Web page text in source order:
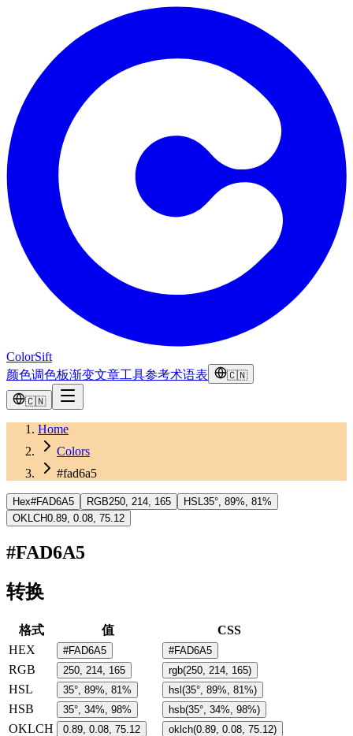
ColorSift
颜色调色板渐变文章工具参考术语表 🇨🇳
🇨🇳
Home
Colors
#fad6a5
Hex#FAD6A5 RGB250, 214, 165 HSL35°, 89%, 81%
OKLCH0.89, 0.08, 75.12
#FAD6A5
转换
格式 值
CSS
HEX
#FAD6A5 #FAD6A5
RGB 250, 214, 165 rgb(250, 214, 165)
HSL 35°, 89%, 81% hsl(35°, 89%, 81%)
HSB 35°, 34%, 98% hsb(35°, 34%, 98%)
OKLCH 0.89, 0.08, 75.12 oklch(0.89, 0.08, 75.12)